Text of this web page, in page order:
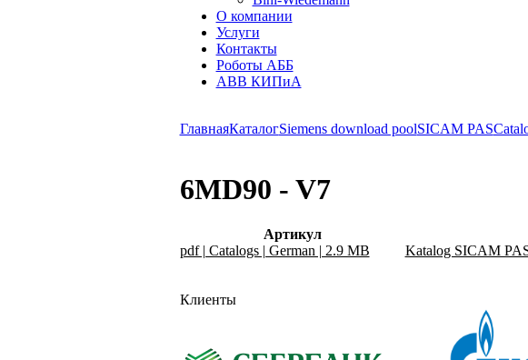
О компании
Услуги
Контакты
Роботы АББ
ABB КИПиА
ГлавнаяКаталогSiemens download poolSICAM PAS
6MD90 - V7
Артикул
pdf | Catalogs | German | 2.9 MB
Katalog SICAM
Клиенты